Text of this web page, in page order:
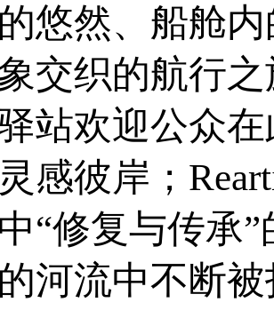
悠然、船舱
交织的航行
站欢迎公众
感彼岸；
“修复与传承
河流中不断